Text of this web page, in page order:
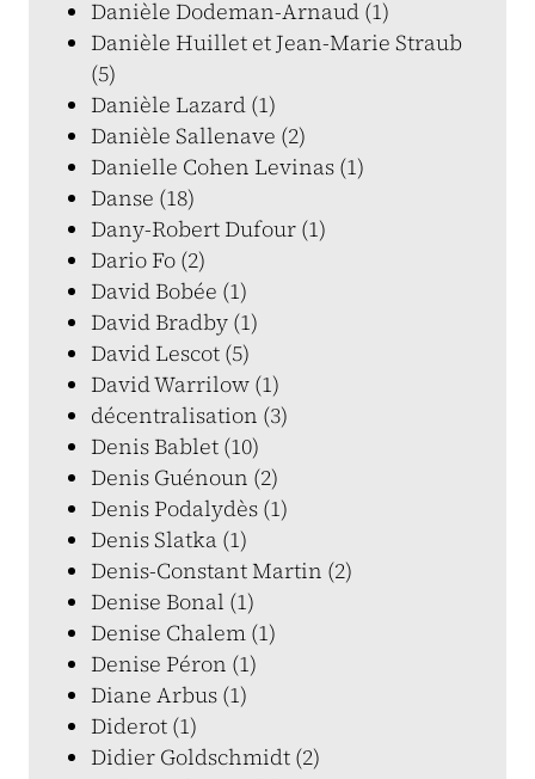
Danièle Dodeman-Arnaud (1)
Danièle Huillet et Jean-Marie Straub
(5)
Danièle Lazard (1)
Danièle Sallenave (2)
Danielle Cohen Levinas (1)
Danse (18)
Dany-Robert Dufour (1)
Dario Fo (2)
David Bobée (1)
David Bradby (1)
David Lescot (5)
David Warrilow (1)
décentralisation (3)
Denis Bablet (10)
Denis Guénoun (2)
Denis Podalydès (1)
Denis Slatka (1)
Denis-Constant Martin (2)
Denise Bonal (1)
Denise Chalem (1)
Denise Péron (1)
Diane Arbus (1)
Diderot (1)
Didier Goldschmidt (2)